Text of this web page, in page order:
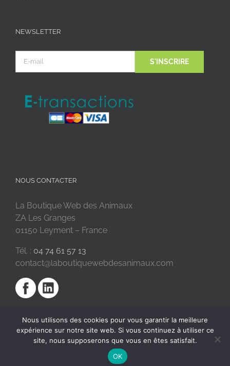
NEWSLETTER
NOUS CONTACTER
La Boutique Web des Animaux
ZA Les Granges
01150 Leyment – France
Tél. : 04 74 61 57 13
contact@laboutiquewebdesanimaux.com
2018 © La Boutique Web des Animaux | Réalisé par
Nous utilisons des cookies pour vous garantir la meilleure
expérience sur notre site web. Si vous continuez à utiliser ce
site, nous supposerons que vous en êtes satisfait.
OK